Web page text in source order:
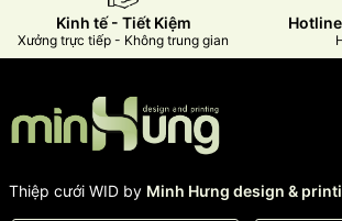
Kinh tế - Tiết Kiệm
Xưởng trực tiếp - Không trung gian
Thiệp cưới WID by Minh Hưng design &